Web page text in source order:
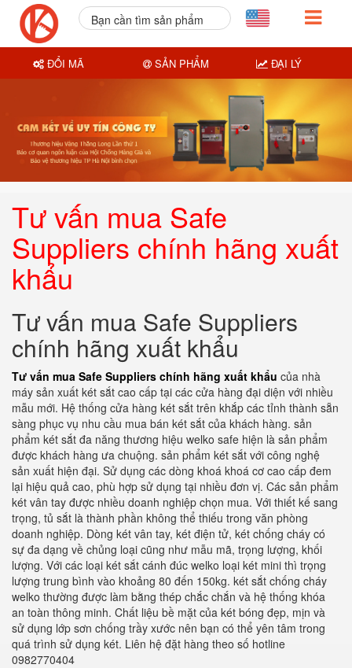
Tư vấn mua Safe
Suppliers chính hãng xuất
khẩu
Tư vấn mua Safe Suppliers
chính hãng xuất khẩu
Tư vấn mua Safe Suppliers chính hãng xuất khẩu của nhà
máy sản xuất két sắt cao cấp tại các cửa hàng đại diện với nhiều
mẫu mới. Hệ thống cửa hàng két sắt trên khắp các tỉnh thành sẵn
sàng phục vụ nhu cầu mua bán két sắt của khách hàng. sản
phẩm két sắt đa năng thương hiệu welko safe hiện là sản phẩm
được khách hàng ưa chuộng. sản phẩm két sắt với công nghệ
sản xuất hiện đại. Sử dụng các dòng khoá khoá cơ cao cấp đem
lại hiệu quả cao, phù hợp sử dụng tại nhiều đơn vị. Các sản phẩm
két vân tay được nhiều doanh nghiệp chọn mua. Với thiết kế sang
trọng, tủ sắt là thành phần không thể thiếu trong văn phòng
doanh nghiệp. Dòng két vân tay, két điện tử, két chống cháy có
sự đa dạng về chủng loại cũng như mẫu mã, trọng lượng, khối
lượng. Với các loại két sắt cánh đúc welko loại két mini thì trọng
lượng trung bình vào khoảng 80 đến 150kg. két sắt chống cháy
welko thường được làm bằng thép chắc chắn và hệ thống khóa
an toàn thông minh. Chất liệu bề mặt của két bóng đẹp, mịn và
sử dụng lớp sơn chống trầy xước nên bạn có thể yên tâm trong
quá trình sử dụng két. Liên hệ đặt hàng theo số hotline
0982770404
Bạn cần tìm sản phẩm
ĐỔI MÃ SẢN PHẨM ĐẠI LÝ